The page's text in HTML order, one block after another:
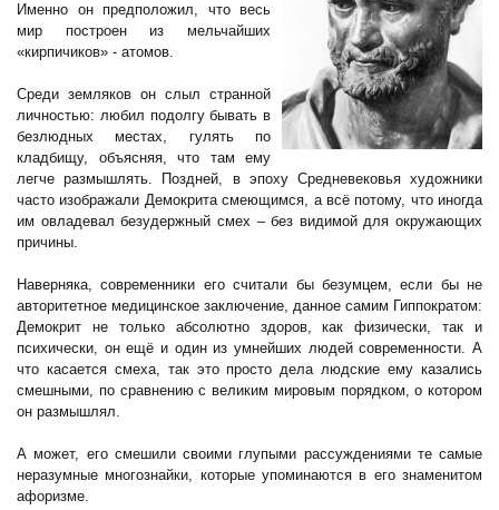
Именно он предположил, что весь
мир построен из мельчайших
«кирпичиков» - атомов.
Среди земляков он слыл странной
личностью: любил подолгу бывать в
безлюдных местах, гулять по
кладбищу, объясняя, что там ему
легче размышлять. Поздней, в эпоху Средневековья художники
часто изображали Демокрита смеющимся, а всё потому, что иногда
им овладевал безудержный смех – без видимой для окружающих
причины.
Наверняка, современники его считали бы безумцем, если бы не
авторитетное медицинское заключение, данное самим Гиппократом:
Демокрит не только абсолютно здоров, как физически, так и
психически, он ещё и один из умнейших людей современности. А
что касается смеха, так это просто дела людские ему казались
смешными, по сравнению с великим мировым порядком, о котором
он размышлял.
А может, его смешили своими глупыми рассуждениями те самые
неразумные многознайки, которые упоминаются в его знаменитом
афоризме.